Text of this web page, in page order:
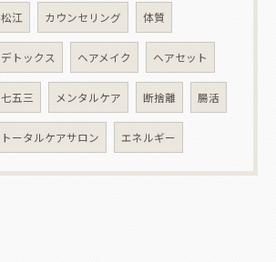
松江 カウンセリング 体質
デトックス ヘアメイク ヘアセット
七五三 メンタルケア 断捨離 腸活
トータルケアサロン エネルギー